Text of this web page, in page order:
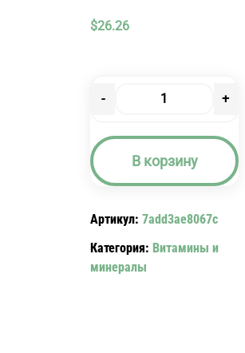
$26.26
-
ВИТРУМ
ОСТЕОМАГ
ТАБЛ.
VITRUM
OSTEOMAG.
+
В корзину
Артикул: 7add3ae8067c
Категория: Витамины и
минералы